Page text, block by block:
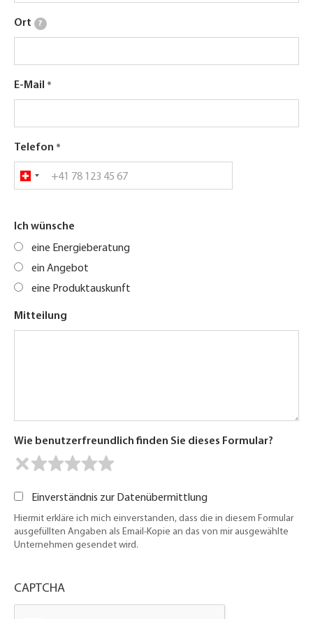
Ort ?
E-Mail
Telefon
Ich wünsche
eine Energieberatung
ein Angebot
eine Produktauskunft
Mitteilung
Wie benutzerfreundlich finden Sie dieses Formular?
Einverständnis zur Datenübermittlung
Hiermit erkläre ich mich einverstanden, dass die in diesem Formular
ausgefüllten Angaben als Email-Kopie an das von mir ausgewählte
Unternehmen gesendet wird.
CAPTCHA